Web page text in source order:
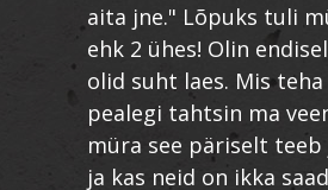
aita jne." Lõpuks tuli
ehk 2 ühes! Olin
olid suht laes. Mis
pealegi tahtsin ma
müra see päriselt
ja kas neid on ikka